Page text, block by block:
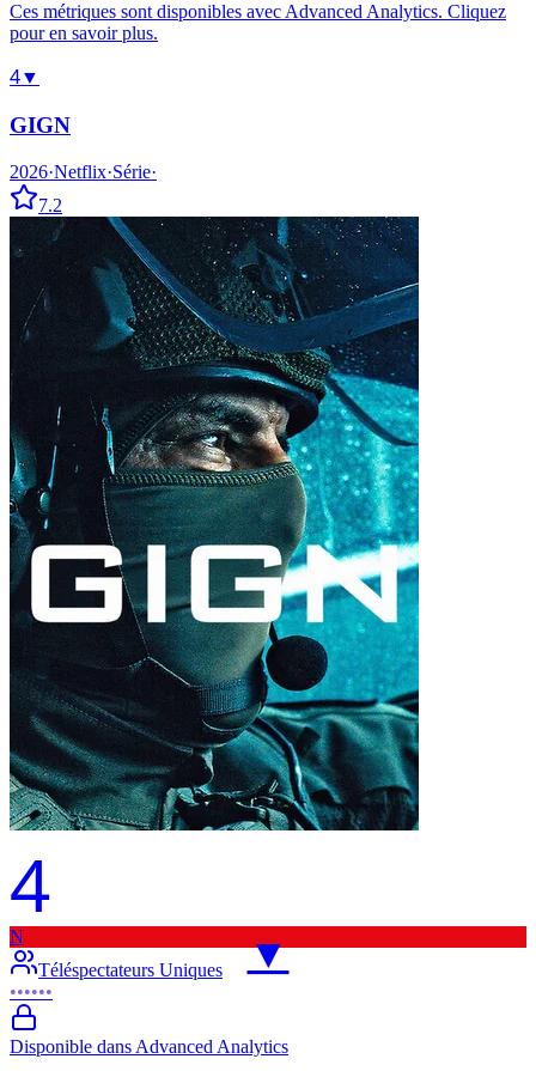
Ces métriques sont disponibles avec Advanced Analytics. Cliquez
pour en savoir plus.
4▼
GIGN
2026·Netflix·Série·
7.2
4
▼
N
Téléspectateurs Uniques
••••••
Disponible dans Advanced Analytics